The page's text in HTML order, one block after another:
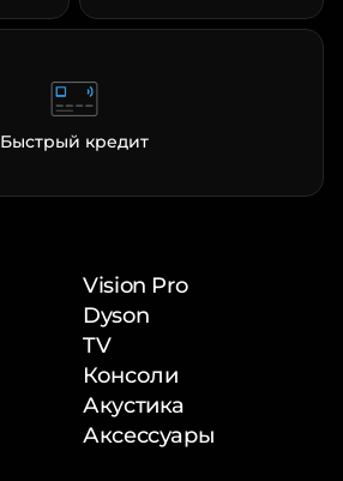
Быстрый кредит
Vision Pro
Dyson
TV
Консоли
Акустика
Аксессуары